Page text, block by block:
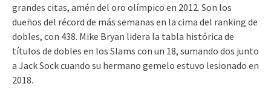
grandes citas, amén del oro olímpico en 2012. Son los
dueños del récord de más semanas en la cima del ranking de
dobles, con 438. Mike Bryan lidera la tabla histórica de
títulos de dobles en los Slams con un 18, sumando dos junto
a Jack Sock cuando su hermano gemelo estuvo lesionado en
2018.